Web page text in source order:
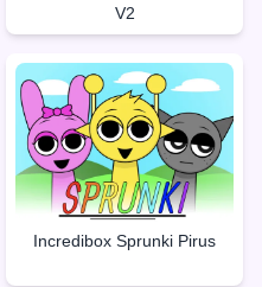
V2
Incredibox Sprunki Pirus